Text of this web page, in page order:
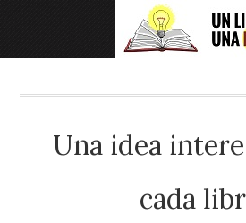
Una idea
cada